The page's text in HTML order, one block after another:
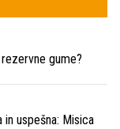
gume?
uspešna: Misica